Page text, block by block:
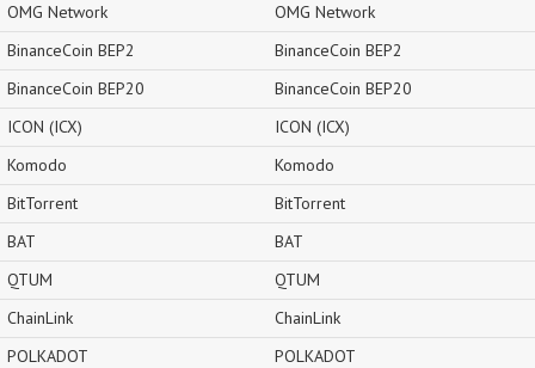
OMG Network
BinanceCoin BEP2
BinanceCoin BEP20
ICON (ICX)
Komodo
BitTorrent
BAT
QTUM
ChainLink
POLKADOT
OMG Network
BinanceCoin BEP2
BinanceCoin BEP20
ICON (ICX)
Komodo
BitTorrent
BAT
QTUM
ChainLink
POLKADOT